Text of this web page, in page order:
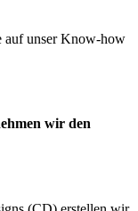
auf unser Know-how
wir den